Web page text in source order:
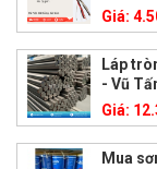
Giá:
Láp
- Vũ
Giá:
Mua